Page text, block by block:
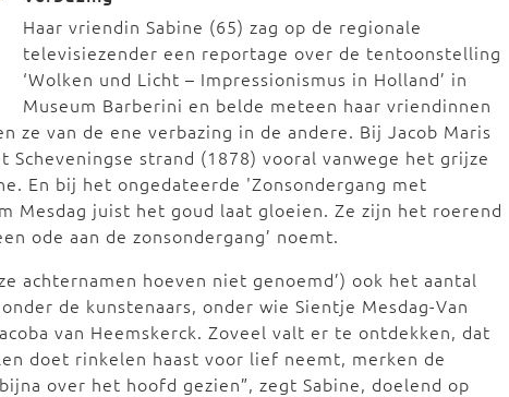
Haar vriendin Sabine (65) zag op de regionale
televisiezender een reportage over de tentoonstelling
‘Wolken und Licht – Impressionismus in Holland’ in
Museum Barberini en belde meteen haar vriendinnen
ze van de ene verbazing in de andere. Bij Jacob Maris
strand (1878) vooral vanwege het grijze
En bij het ongedateerde 'Zonsondergang met
Mesdag juist het goud laat gloeien. Ze zijn het roerend
ode aan de zonsondergang’ noemt.
achternamen hoeven niet genoemd’) ook het aantal
de kunstenaars, onder wie Sientje Mesdag-Van
van Heemskerck. Zoveel valt er te ontdekken, dat
doet rinkelen haast voor lief neemt, merken de
over het hoofd gezien”, zegt Sabine, doelend op